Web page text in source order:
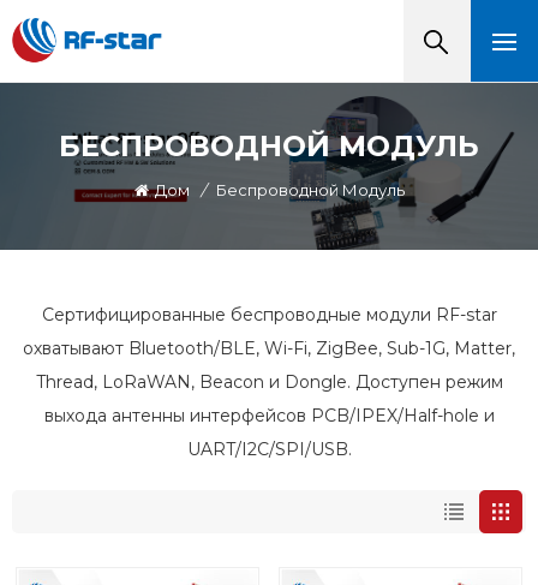
БЕСПРОВОДНОЙ МОДУЛЬ
Дом / Беспроводной Модуль
Сертифицированные беспроводные модули RF-star
охватывают Bluetooth/BLE, Wi-Fi, ZigBee, Sub-1G, Matter,
Thread, LoRaWAN, Beacon и Dongle. Доступен режим
выхода антенны интерфейсов PCB/IPEX/Half-hole и
UART/I2C/SPI/USB.